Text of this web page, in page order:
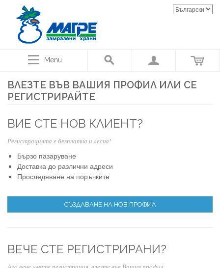
Menu
ВЛЕЗТЕ ВЪВ ВАШИЯ ПРОФИЛ ИЛИ СЕ
РЕГИСТРИРАЙТЕ
ВИЕ СТЕ НОВ КЛИЕНТ?
Регистрацията е безплатна и лесна!
Бързо пазаруване
Доставка до различни адреси
Проследяване на поръчките
СЪЗДАВАНЕ НА НОВ ПРОФИЛ
ВЕЧЕ СТЕ РЕГИСТРИРАНИ?